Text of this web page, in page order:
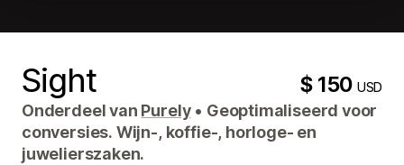
Sight $ 150USD
Onderdeel van Purely • Geoptimaliseerd voor
conversies. Wijn-, koffie-, horloge- en
juwelierszaken.